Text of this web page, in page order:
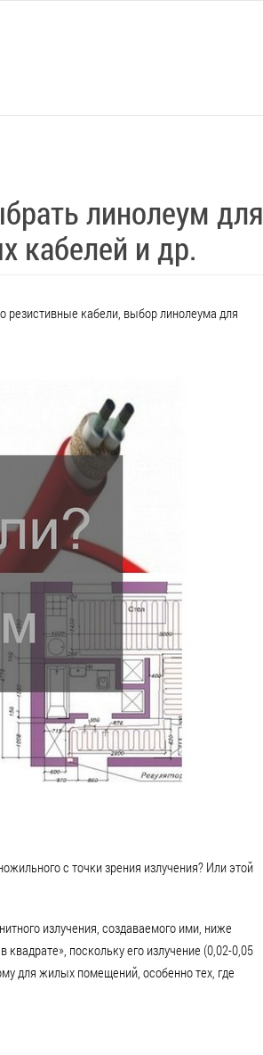
линолеум для
кабелей и др.
кабели, выбор линолеума для
с точки зрения излучения? Или этой
излучения, создаваемого ими, ниже
поскольку его излучение (0,02-0,05
для жилых помещений, особенно тех, где